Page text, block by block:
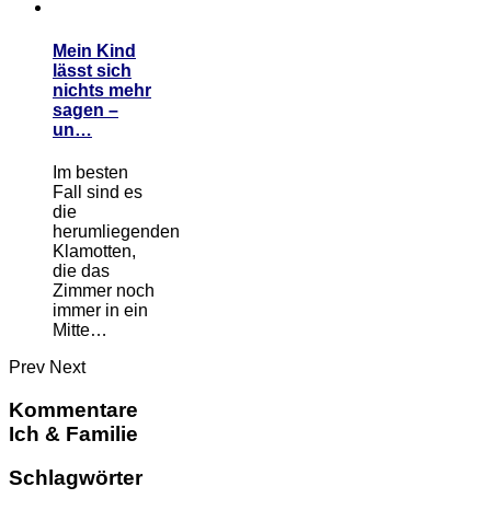
Mein Kind
lässt sich
nichts mehr
sagen –
un…
Im besten
Fall sind es
die
herumliegenden
Klamotten,
die das
Zimmer noch
immer in ein
Mitte…
Prev Next
Kommentare
Ich & Familie
Schlagwörter